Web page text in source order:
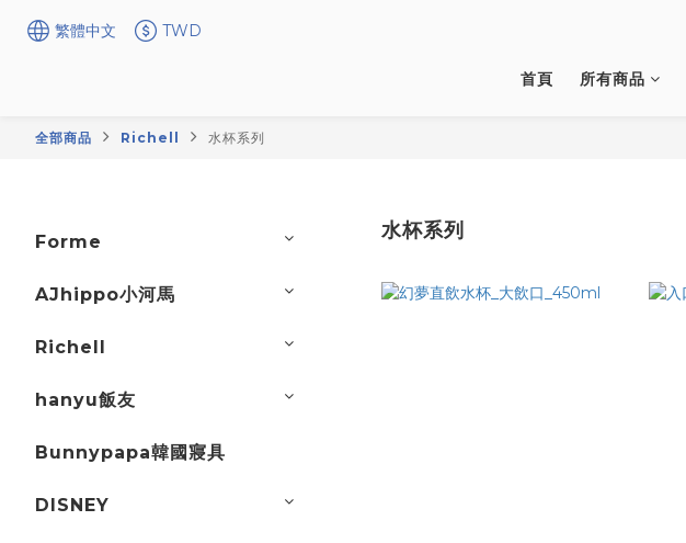
繁體中文 TWD
首頁 所有商品
全部商品 Richell 水杯系列
Forme
AJhippo小河馬
Richell
hanyu飯友
Bunnypapa韓國寢具
DISNEY
水杯系列